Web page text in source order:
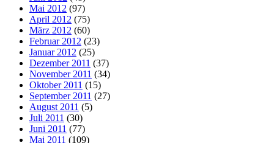
Mai 2012 (97)
April 2012 (75)
März 2012 (60)
Februar 2012 (23)
Januar 2012 (25)
Dezember 2011 (37)
November 2011 (34)
Oktober 2011 (15)
September 2011 (27)
August 2011 (5)
Juli 2011 (30)
Juni 2011 (77)
Mai 2011 (109)